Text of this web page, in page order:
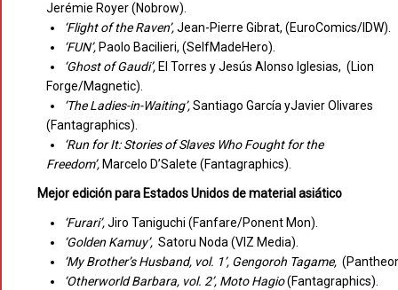
Jerémie Royer (Nobrow).
‘Flight of the Raven’,Jean-Pierre Gibrat, (EuroComics/IDW).
‘FUN’, Paolo Bacilieri, (SelfMadeHero).
‘Ghost of Gaudi’, El Torres y Jesús Alonso Iglesias, (Lion
Forge/Magnetic).
‘The Ladies-in-Waiting’,Santiago García yJavier Olivares
(Fantagraphics).
‘Run for It: Stories of Slaves Who Fought for the
Freedom’, Marcelo D’Salete (Fantagraphics).
Mejor edición para Estados Unidos de material asiático
‘Furari’,Jiro Taniguchi (Fanfare/Ponent Mon).
‘Golden Kamuy’, Satoru Noda (VIZ Media).
‘My Brother’s Husband, vol. 1’, Gengoroh Tagame,
‘Otherworld Barbara, vol. 2’, Moto Hagio(Fantagraphics).